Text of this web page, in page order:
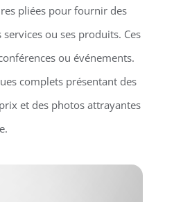
pliées pour fournir des
ou ses produits. Ces
ou événements.
complets présentant des
et des photos attrayantes